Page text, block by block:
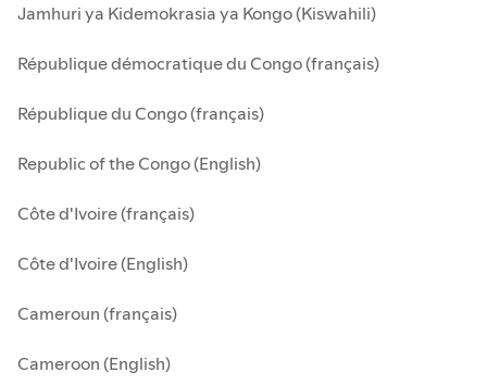
Jamhuri ya Kidemokrasia ya Kongo (Kiswahili)
République démocratique du Congo (français)
République du Congo (français)
Republic of the Congo (English)
Côte d'Ivoire (français)
Côte d'Ivoire (English)
Cameroun (français)
Cameroon (English)